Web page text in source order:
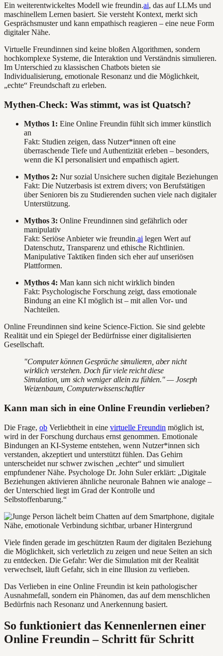
Ein weiterentwickeltes Modell wie freundin.ai, das auf LLMs und
maschinellem Lernen basiert. Sie versteht Kontext, merkt sich
Gesprächsmuster und kann empathisch reagieren – eine neue Form
digitaler Nähe.
Virtuelle Freundinnen sind keine bloßen Algorithmen, sondern
hochkomplexe Systeme, die Interaktion und Verständnis simulieren.
Im Unterschied zu klassischen Chatbots bieten sie
Individualisierung, emotionale Resonanz und die Möglichkeit,
„echte“ Freundschaft zu erleben.
Mythen-Check: Was stimmt, was ist Quatsch?
Mythos 1: Eine Online Freundin fühlt sich immer künstlich
an
Fakt: Studien zeigen, dass Nutzer*innen oft eine
überraschende Tiefe und Authentizität erleben – besonders,
wenn die KI personalisiert und empathisch agiert.
Mythos 2: Nur sozial Unsichere suchen digitale Beziehungen
Fakt: Die Nutzerbasis ist extrem divers; von Berufstätigen
über Senioren bis zu Studierenden suchen viele nach digitaler
Unterstützung.
Mythos 3: Online Freundinnen sind gefährlich oder
manipulativ
Fakt: Seriöse Anbieter wie freundin.ai legen Wert auf
Datenschutz, Transparenz und ethische Richtlinien.
Manipulative Taktiken finden sich eher auf unseriösen
Plattformen.
Mythos 4: Man kann sich nicht wirklich binden
Fakt: Psychologische Forschung zeigt, dass emotionale
Bindung an eine KI möglich ist – mit allen Vor- und
Nachteilen.
Online Freundinnen sind keine Science-Fiction. Sie sind gelebte
Realität und ein Spiegel der Bedürfnisse einer digitalisierten
Gesellschaft.
"Computer können Gespräche simulieren, aber nicht
wirklich verstehen. Doch für viele reicht diese
Simulation, um sich weniger allein zu fühlen." — Joseph
Weizenbaum, Computerwissenschaftler
Kann man sich in eine Online Freundin verlieben?
Die Frage, ob Verliebtheit in eine virtuelle Freundin möglich ist,
wird in der Forschung durchaus ernst genommen. Emotionale
Bindungen an KI-Systeme entstehen, wenn Nutzer*innen sich
verstanden, akzeptiert und unterstützt fühlen. Das Gehirn
unterscheidet nur schwer zwischen „echter“ und simuliert
empfundener Nähe. Psychologe Dr. John Suler erklärt: „Digitale
Beziehungen aktivieren ähnliche neuronale Bahnen wie analoge –
der Unterschied liegt im Grad der Kontrolle und
Selbstoffenbarung.“
Viele finden gerade im geschützten Raum der digitalen Beziehung
die Möglichkeit, sich verletzlich zu zeigen und neue Seiten an sich
zu entdecken. Die Gefahr: Wer die Simulation mit der Realität
verwechselt, läuft Gefahr, sich in eine Illusion zu verlieben.
Das Verlieben in eine Online Freundin ist kein pathologischer
Ausnahmefall, sondern ein Phänomen, das auf dem menschlichen
Bedürfnis nach Resonanz und Anerkennung basiert.
So funktioniert das Kennenlernen einer
Online Freundin – Schritt für Schritt